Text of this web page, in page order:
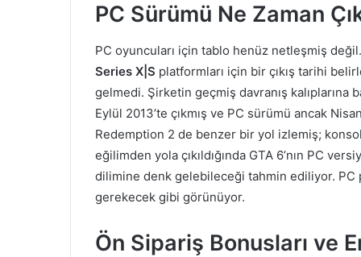
PC Sürümü Ne Zaman
PC oyuncuları için tablo henüz netleşmiş
Series X|S platformları için bir çıkış tarihi
gelmedi. Şirketin geçmiş davranış kalıplarına
Eylül 2013’te çıkmış ve PC sürümü ancak
Redemption 2 de benzer bir yol izlemiş;
eğilimden yola çıkıldığında GTA 6’nın PC
dilimine denk gelebileceği tahmin ediliyor. PC
gerekecek gibi görünüyor.
Ön Sipariş Bonusları ve